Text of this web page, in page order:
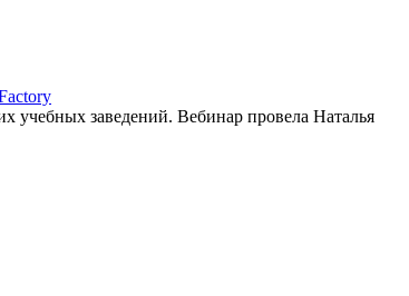
учебных заведений. Вебинар провела Наталья